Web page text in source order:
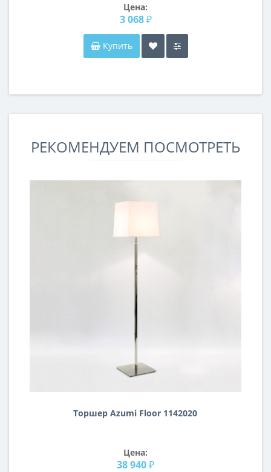
Цена:
3 068 ₽
Купить
РЕКОМЕНДУЕМ ПОСМОТРЕТЬ
Торшер Azumi Floor 1142020
Цена:
38 940 ₽